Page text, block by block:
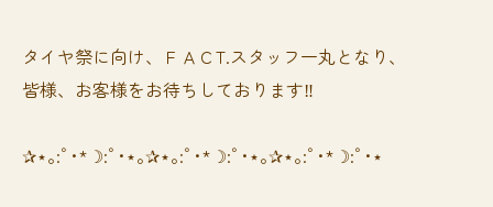
タイヤ祭に向け、ＦＡＣT.スタッフ一丸となり、
皆様、お客様をお待ちしております‼️
✰⋆｡:ﾟ･*☽:ﾟ･⋆｡✰⋆｡:ﾟ･*☽:ﾟ･⋆｡✰⋆｡:ﾟ･*☽:ﾟ･⋆